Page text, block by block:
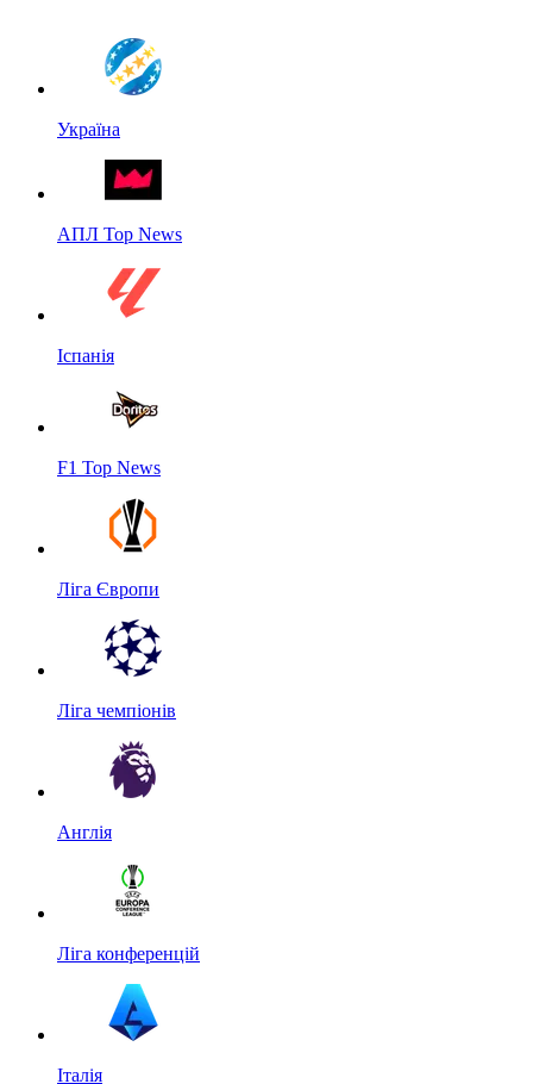
Україна
АПЛ Top News
Іспанія
F1 Top News
Ліга Європи
Ліга чемпіонів
Англія
Ліга конференцій
Італія